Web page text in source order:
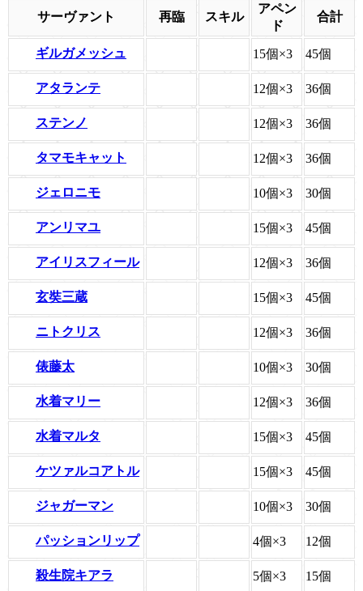
サーヴァント 再臨 スキル
アペン
ド
合計
ギルガメッシュ 15個×3 45個
アタランテ 12個×3 36個
ステンノ 12個×3 36個
タマモキャット 12個×3 36個
ジェロニモ 10個×3 30個
アンリマユ 15個×3 45個
アイリスフィール 12個×3 36個
玄奘三蔵 15個×3 45個
ニトクリス 12個×3 36個
俵藤太 10個×3 30個
水着マリー 12個×3 36個
水着マルタ 15個×3 45個
ケツァルコアトル 15個×3 45個
ジャガーマン 10個×3 30個
パッションリップ 4個×3 12個
殺生院キアラ 5個×3 15個